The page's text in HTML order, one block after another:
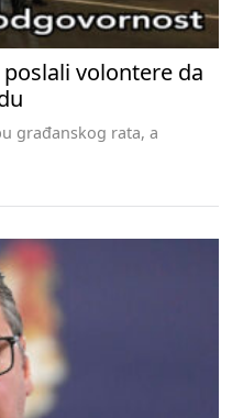
poslali volontere da
građanskog rata, a